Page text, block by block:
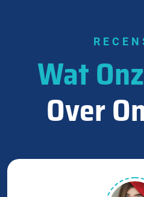
Wat
Over